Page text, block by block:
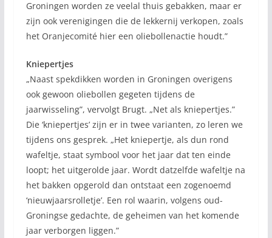
Groningen worden ze veelal thuis gebakken, maar er
zijn ook verenigingen die de lekkernij verkopen, zoals
het Oranjecomité hier een oliebollenactie houdt.”
Kniepertjes
„Naast spekdikken worden in Groningen overigens
ook gewoon oliebollen gegeten tijdens de
jaarwisseling”, vervolgt Brugt. „Net als kniepertjes.”
Die ‘kniepertjes’ zijn er in twee varianten, zo leren we
tijdens ons gesprek. „Het kniepertje, als dun rond
wafeltje, staat symbool voor het jaar dat ten einde
loopt; het uitgerolde jaar. Wordt datzelfde wafeltje na
het bakken opgerold dan ontstaat een zogenoemd
‘nieuwjaarsrolletje’. Een rol waarin, volgens oud-
Groningse gedachte, de geheimen van het komende
jaar verborgen liggen.”